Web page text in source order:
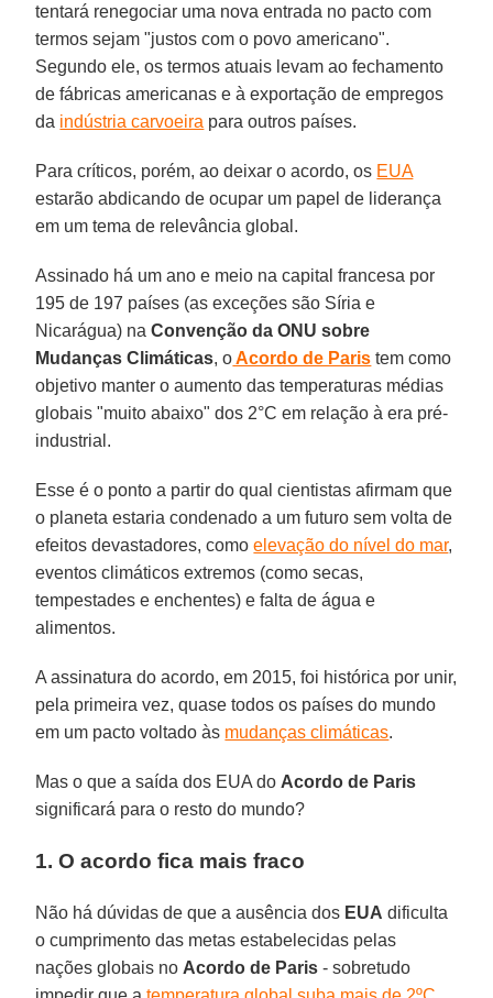
tentará renegociar uma nova entrada no pacto com
termos sejam "justos com o povo americano".
Segundo ele, os termos atuais levam ao fechamento
de fábricas americanas e à exportação de empregos
da indústria carvoeira para outros países.
Para críticos, porém, ao deixar o acordo, os EUA
estarão abdicando de ocupar um papel de liderança
em um tema de relevância global.
Assinado há um ano e meio na capital francesa por
195 de 197 países (as exceções são Síria e
Nicarágua) naConvenção da ONU sobre
Mudanças Climáticas, oAcordo de Paris tem como
objetivo manter o aumento das temperaturas médias
globais "muito abaixo" dos 2°C em relação à era pré-
industrial.
Esse é o ponto a partir do qual cientistas afirmam que
o planeta estaria condenado a um futuro sem volta de
efeitos devastadores, comoelevação do nível do mar,
eventos climáticos extremos (como secas,
tempestades e enchentes) e falta de água e
alimentos.
A assinatura do acordo, em 2015, foi histórica por unir,
pela primeira vez, quase todos os países do mundo
em um pacto voltado às mudanças climáticas.
Mas o que a saída dos EUA do Acordo de Paris
significará para o resto do mundo?
1. O acordo fica mais fraco
Não há dúvidas de que a ausência dos EUA dificulta
o cumprimento das metas estabelecidas pelas
nações globais no Acordo de Paris - sobretudo